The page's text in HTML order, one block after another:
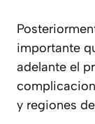
importante
adelante el
y regiones